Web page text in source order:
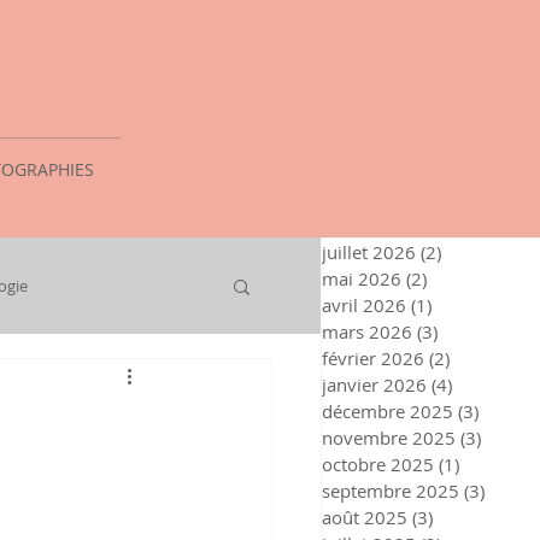
juillet 2026 (2)
mai 2026 (2)
avril 2026 (1)
mars 2026 (3)
février 2026 (2)
janvier 2026 (4)
décembre 2025 (3)
novembre 2025 (3)
octobre 2025 (1)
septembre 2025 (3)
août 2025 (3)